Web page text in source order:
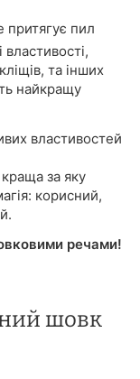
притягує пил
та інших
найкращу
властивостей
за яку
корисний,
речами!
шовк